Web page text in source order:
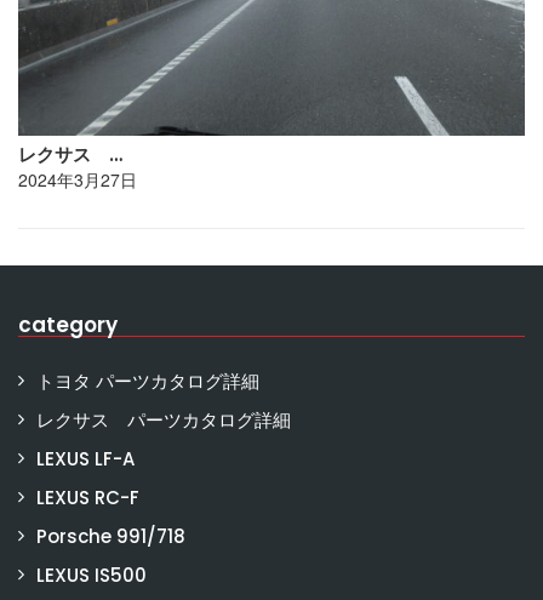
レクサス …
2024年3月27日
category
トヨタ パーツカタログ詳細
レクサス パーツカタログ詳細
LEXUS LF-A
LEXUS RC-F
Porsche 991/718
LEXUS IS500